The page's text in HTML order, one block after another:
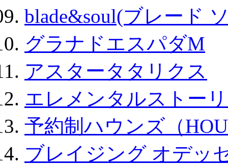
blade&soul(ブレード
グラナドエスパダM
アスタータタリクス
エレメンタルストー
予約制ハウンズ（
ブレイジング オデッ